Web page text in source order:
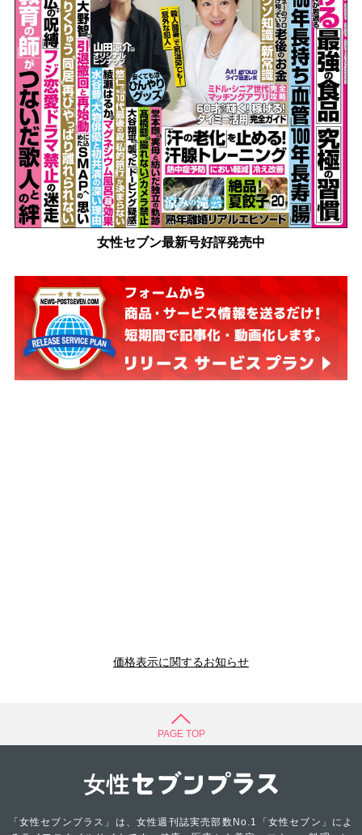
女性セブン最新号好評発売中
価格表示に関するお知らせ
PAGE TOP
「女性セブンプラス」は、女性週刊誌実売部数No.1「女性セブン」によ